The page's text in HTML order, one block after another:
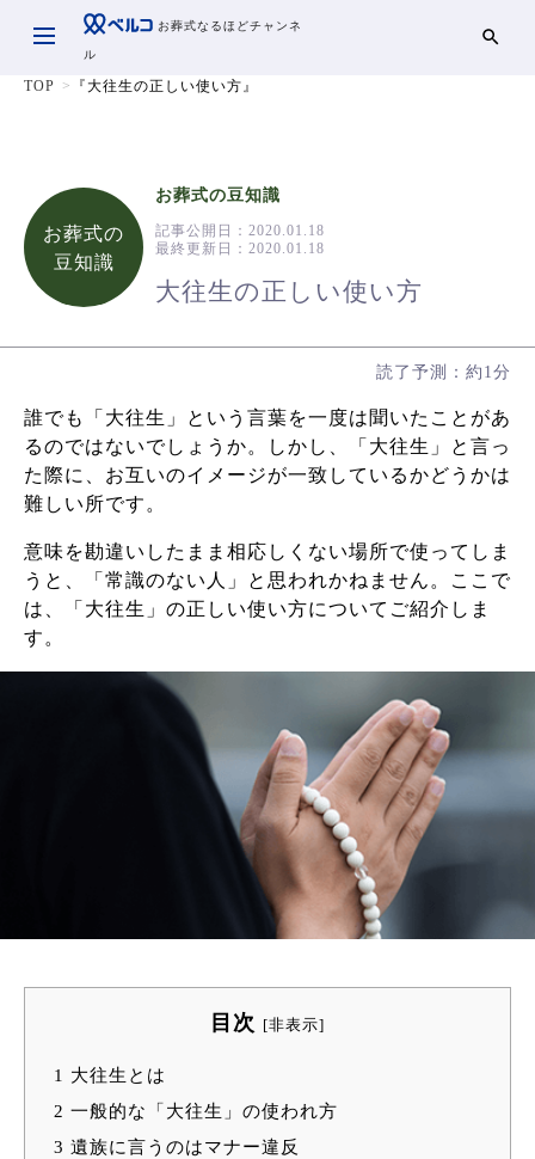
お葬式なるほどチャンネ
ル
TOP 『大往生の正しい使い方』
お葬式の
豆知識
お葬式の豆知識
記事公開日： 2020.01.18
最終更新日： 2020.01.18
大往生の正しい使い方
読了予測：約1分
誰でも「大往生」という言葉を一度は聞いたことがあ
るのではないでしょうか。しかし、「大往生」と言っ
た際に、お互いのイメージが一致しているかどうかは
難しい所です。
意味を勘違いしたまま相応しくない場所で使ってしま
うと、「常識のない人」と思われかねません。ここで
は、「大往生」の正しい使い方についてご紹介しま
す。
目次 [非表示]
1 大往生とは
2 一般的な「大往生」の使われ方
3 遺族に言うのはマナー違反